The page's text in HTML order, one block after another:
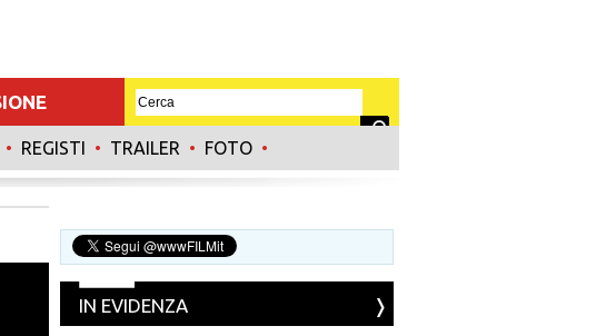
• REGISTI • TRAILER • FOTO •
IN EVIDENZA